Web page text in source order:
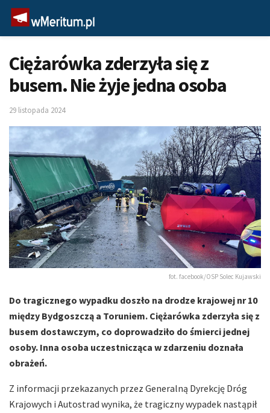
Ciężarówka zderzyła się z
busem. Nie żyje jedna osoba
29 listopada 2024
fot. facebook/OSP Solec Kujawski
Do tragicznego wypadku doszło na drodze krajowej nr 10
między Bydgoszczą a Toruniem. Ciężarówka zderzyła się z
busem dostawczym, co doprowadziło do śmierci jednej
osoby. Inna osoba uczestnicząca w zdarzeniu doznała
obrażeń.
Z informacji przekazanych przez Generalną Dyrekcję Dróg
Krajowych i Autostrad wynika, że tragiczny wypadek nastąpił